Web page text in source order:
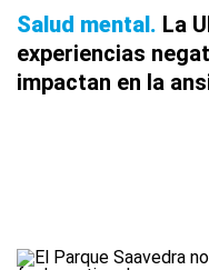
Salud mental La
experiencias
impactan en la